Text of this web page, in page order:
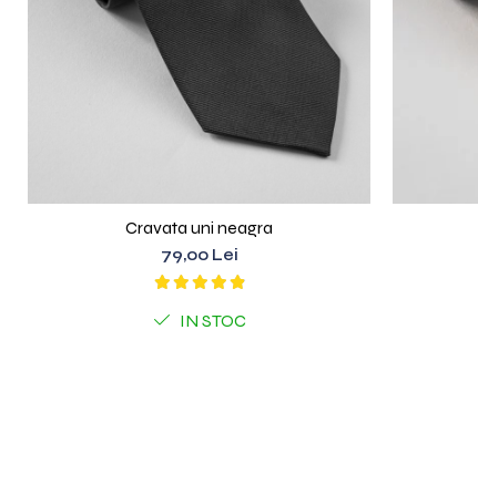
Cravata uni neagra
79,00 Lei
IN STOC